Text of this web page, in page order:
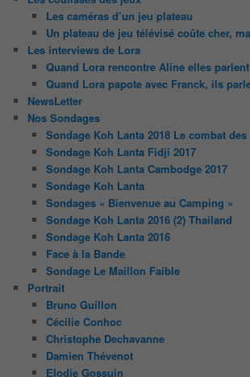
Les caméras d’un jeu plateau
Un plateau de jeu télévisé coûte cher,
Les interviews de Lora
Quand Lora rencontre Aline elles
Quand Lora papote avec Franck, ils
NewsLetter
Nos Sondages
Sondage Koh Lanta 2018 Le combat
Sondage Koh Lanta Fidji 2017
Sondage Koh Lanta Cambodge 2017
Sondage Koh Lanta
Sondages « Bienvenue au Camping »
Sondage Koh Lanta 2016 (2) Thailand
Sondage Koh Lanta 2016
Face à la Bande
Sondage Le Maillon Faible
Portrait
Bruno Guillon
Cécilie Conhoc
Christophe Dechavanne
Damien Thévenot
Elodie Gossuin